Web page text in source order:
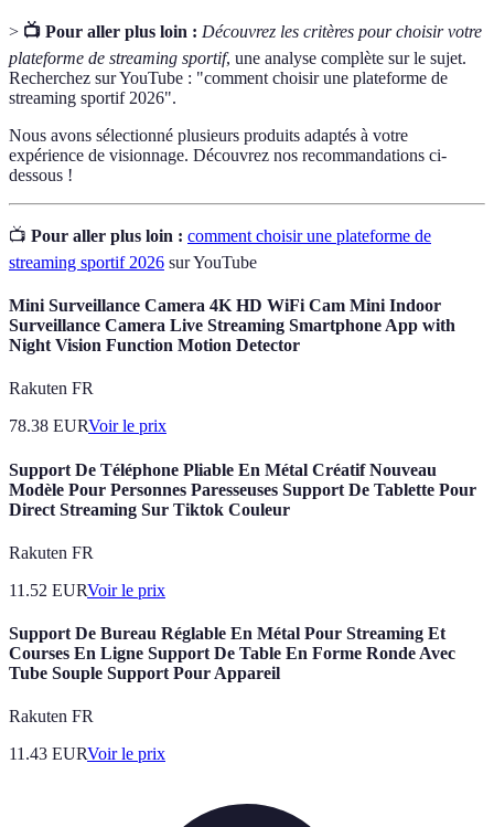
> 📺 Pour aller plus loin : Découvrez les critères pour choisir votre
plateforme de streaming sportif, une analyse complète sur le sujet.
Recherchez sur YouTube : "comment choisir une plateforme de
streaming sportif 2026".
Nous avons sélectionné plusieurs produits adaptés à votre
expérience de visionnage. Découvrez nos recommandations ci-
dessous !
📺 Pour aller plus loin : comment choisir une plateforme de
streaming sportif 2026 sur YouTube
Mini Surveillance Camera 4K HD WiFi Cam Mini Indoor
Surveillance Camera Live Streaming Smartphone App with
Night Vision Function Motion Detector
Rakuten FR
78.38 EURVoir le prix
Support De Téléphone Pliable En Métal Créatif Nouveau
Modèle Pour Personnes Paresseuses Support De Tablette Pour
Direct Streaming Sur Tiktok Couleur
Rakuten FR
11.52 EURVoir le prix
Support De Bureau Réglable En Métal Pour Streaming Et
Courses En Ligne Support De Table En Forme Ronde Avec
Tube Souple Support Pour Appareil
Rakuten FR
11.43 EURVoir le prix